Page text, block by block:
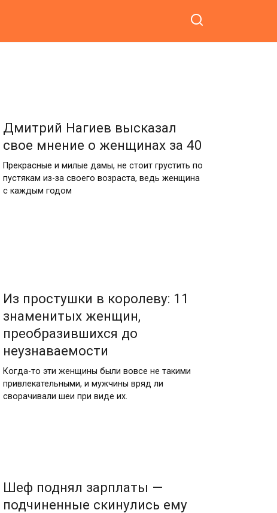
Дмитрий Нагиев высказал
свое мнение о женщинах за 40
Прекрасные и милые дамы, не стоит грустить по
пустякам из-за своего возраста, ведь женщина
с каждым годом
Из простушки в королеву: 11
знаменитых женщин,
преобразившихся до
неузнаваемости
Когда-то эти женщины были вовсе не такими
привлекательными, и мужчины вряд ли
сворачивали шеи при виде их.
Шеф поднял зарплаты —
подчиненные скинулись ему